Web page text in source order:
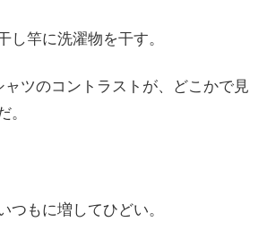
し竿に洗濯物を干す。
ツのコントラストが、どこかで見
。
つもに増してひどい。